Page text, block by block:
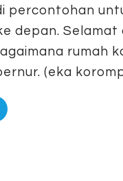
percontohan
depan.
rumah
(eka